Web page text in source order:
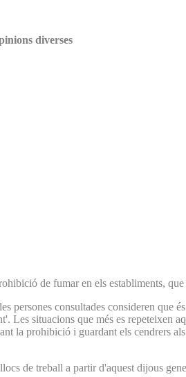
diverses
de fumar en els establiments,
consultades consideren que
Les situacions que més es repeteixen
la prohibició i guardant els cendrers
de treball a partir d'aquest dijous